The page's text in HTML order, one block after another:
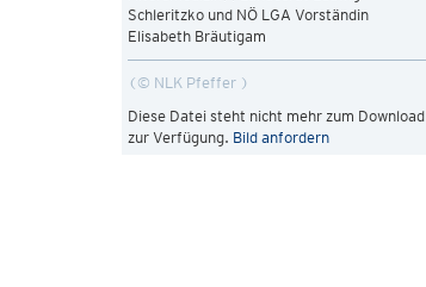
Schleritzko und NÖ LGA Vorständin
Elisabeth Bräutigam
© NLK Pfeffer
Diese Datei steht nicht mehr zum Download
zur Verfügung. Bild anfordern